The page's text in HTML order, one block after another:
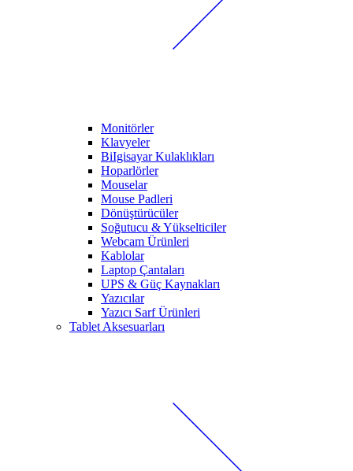
Monitörler
Klavyeler
BiIgisayar Kulaklıkları
Hoparlörler
Mouselar
Mouse Padleri
Dönüştürücüler
Soğutucu & Yükselticiler
Webcam Ürünleri
Kablolar
Laptop Çantaları
UPS & Güç Kaynakları
Yazıcılar
Yazıcı Sarf Ürünleri
Tablet Aksesuarları